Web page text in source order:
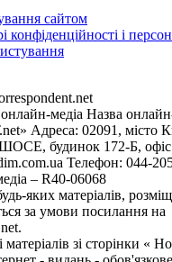
сайтом
конфіденційності і
медіа Назва
Адреса: 02091, місто
будинок 172-Б, офіс
Телефон: 044-
– R40-06068
яких матеріалів,
за умови посилання на
зі сторінки «